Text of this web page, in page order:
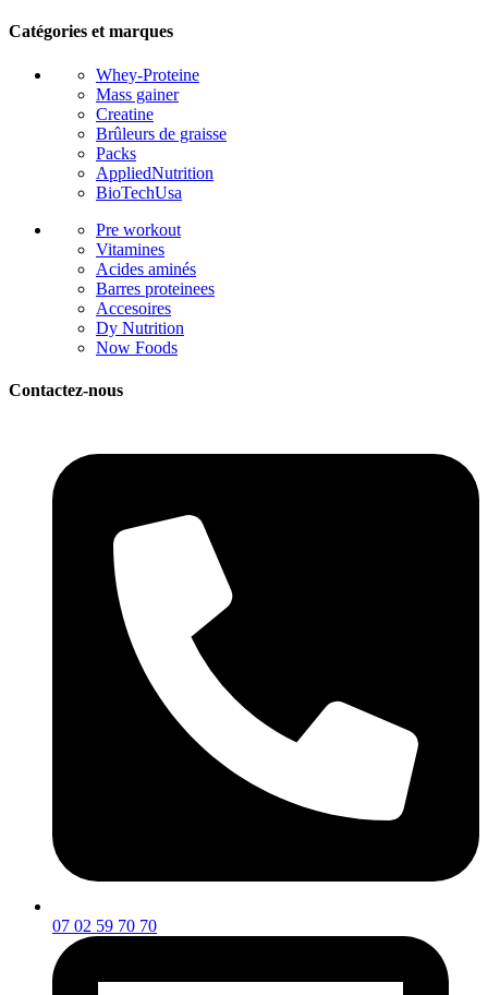
Catégories et marques
Whey-Proteine
Mass gainer
Creatine
Brûleurs de graisse
Packs
AppliedNutrition
BioTechUsa
Pre workout
Vitamines
Acides aminés
Barres proteinees
Accesoires
Dy Nutrition
Now Foods
Contactez-nous
07 02 59 70 70